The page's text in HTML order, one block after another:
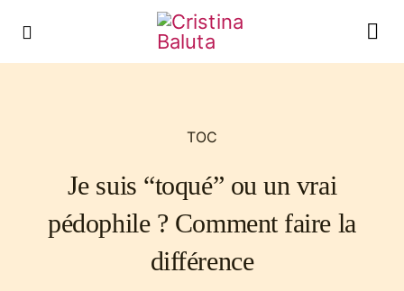
TOC
Je suis “toqué” ou un vrai
pédophile ? Comment faire la
différence